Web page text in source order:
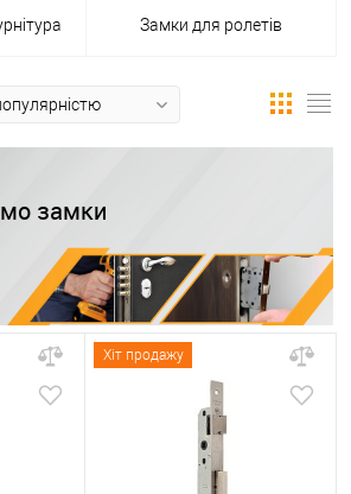
Замки для ролетів
замки
Хіт продажу